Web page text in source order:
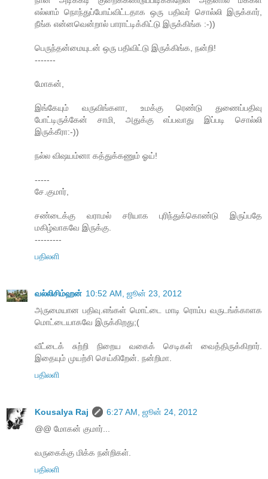
எல்லாம் நொந்துப்போய்விட்டதாக ஒரு பதிவர் சொல்லி இருக்கார்,
நீங்க என்னவென்றால் பாராட்டிக்கிட்டு இருக்கிங்க :-))
பெருந்தன்மையுடன் ஒரு பதிவிட்டு இருக்கிங்க, நன்றி!
-------
மோகன்,
இங்கேயும் வருவிங்களா, உமக்கு ரெண்டு துணைப்பதிவு
போட்டிருக்கேன் சாமி, அதுக்கு எப்பவாது இப்படி சொல்லி
இருக்கீரா:-))
நல்ல விஷயம்னா கத்துக்கணும் ஓய்!
-----
சே.குமார்,
சண்டைக்கு வராமல் சரியாக புரிந்துக்கொண்டு இருப்பதே
மகிழ்வாகவே இருக்கு.
---------
பதிலளி
வல்லிசிம்ஹன் 10:52 AM, ஜூன் 23, 2012
அருமையான பதிவு.எங்கள் மொட்டை மாடி ரொம்ப வருடங்க்காளக
மொட்டையாகவே இருக்கிறது;(
வீட்டைக் சுற்றி நிறைய வகைக் செடிகள் வைத்திருக்கிறார்.
இதையும் முயற்சி செய்கிறேன். நன்றிமா.
பதிலளி
Kousalya Raj
6:27 AM, ஜூன் 24, 2012
@@ மோகன் குமார்...
வருகைக்கு மிக்க நன்றிகள்.
பதிலளி